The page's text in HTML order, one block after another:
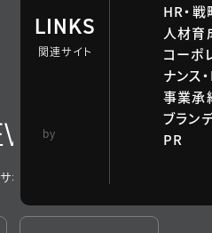
LINKS
関連サイト
HR・
人材育
コーポ
ナンス
事業承
ブラン
PR
by
ートするメディア